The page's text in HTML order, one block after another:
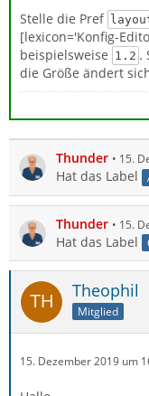
Stelle die Pref
[lexicon='Konfig-
beispielsweise 1.2 .
die Größe ändert
Thunder 15.
Hat das Label
Thunder 15.
Hat das Label
Theophil
Mitglied
15. Dezember 2019 um